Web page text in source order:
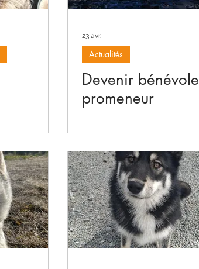
23 avr.
Actualités
Devenir bénévole
promeneur